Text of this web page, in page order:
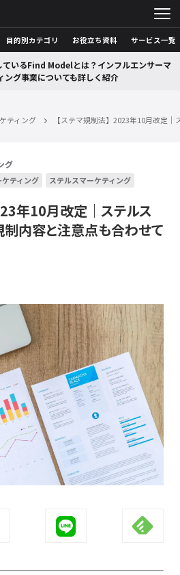
目的別カテゴリ お役立ち資料 サービス一覧
ているFind Modelとは？インフルエンサーマ
ング事業についても詳しく紹介
ティング 【ステマ規制法】2023年10月改定
グ
ティング ステルスマーケティング
年10月改定｜ステルス
制内容と注意点も合わせて